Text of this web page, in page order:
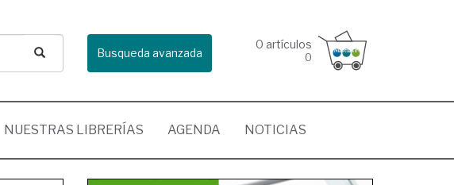
Busqueda avanzada
0 artículos
0
NUESTRAS LIBRERÍAS AGENDA NOTICIAS